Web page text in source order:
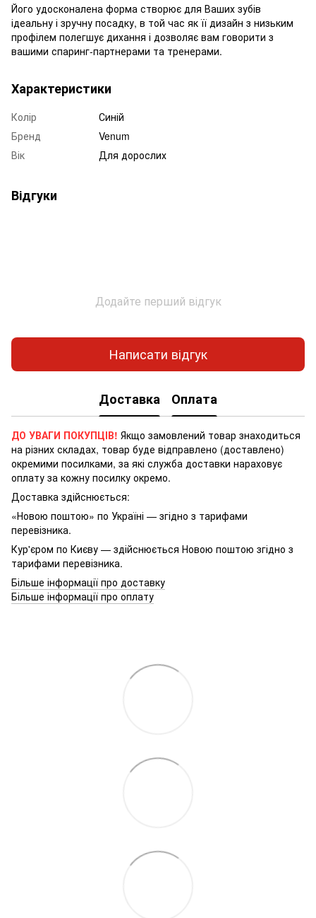
Його удосконалена форма створює для Ваших зубів
ідеальну і зручну посадку, в той час як її дизайн з низьким
профілем полегшує дихання і дозволяє вам говорити з
вашими спаринг-партнерами та тренерами.
Характеристики
Колір
Синій
Бренд
Venum
Вік
Для дорослих
Відгуки
Додайте перший відгук
Написати відгук
Доставка Оплата
ДО УВАГИ ПОКУПЦІВ! Якщо замовлений товар знаходиться
на різних складах, товар буде відправлено (доставлено)
окремими посилками, за які служба доставки нараховує
оплату за кожну посилку окремо.
Доставка здійснюється:
«Новою поштою» по Україні — згідно з тарифами
перевізника.
Кур'єром по Києву — здійснюється Новою поштою згідно з
тарифами перевізника.
Більше інформації про доставку
Більше інформації про оплату